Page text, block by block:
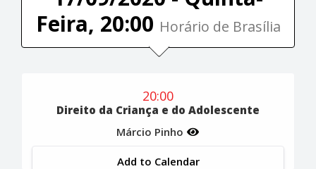
Feira, 20:00 Horário de Brasília
20:00
Direito da Criança e do Adolescente
Márcio Pinho
Add to Calendar